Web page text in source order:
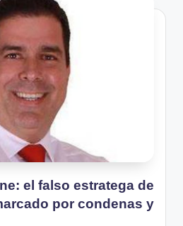
el falso estratega de
por condenas y